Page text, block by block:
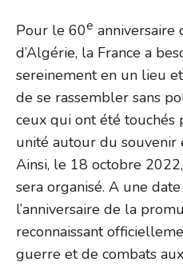
Pour le 60e anniversaire
d’Algérie, la France a
sereinement en un lieu
de se rassembler sans
ceux qui ont été touchés
unité autour du souvenir
Ainsi, le 18 octobre
sera organisé. A une
l’anniversaire de la
reconnaissant
guerre et de combats